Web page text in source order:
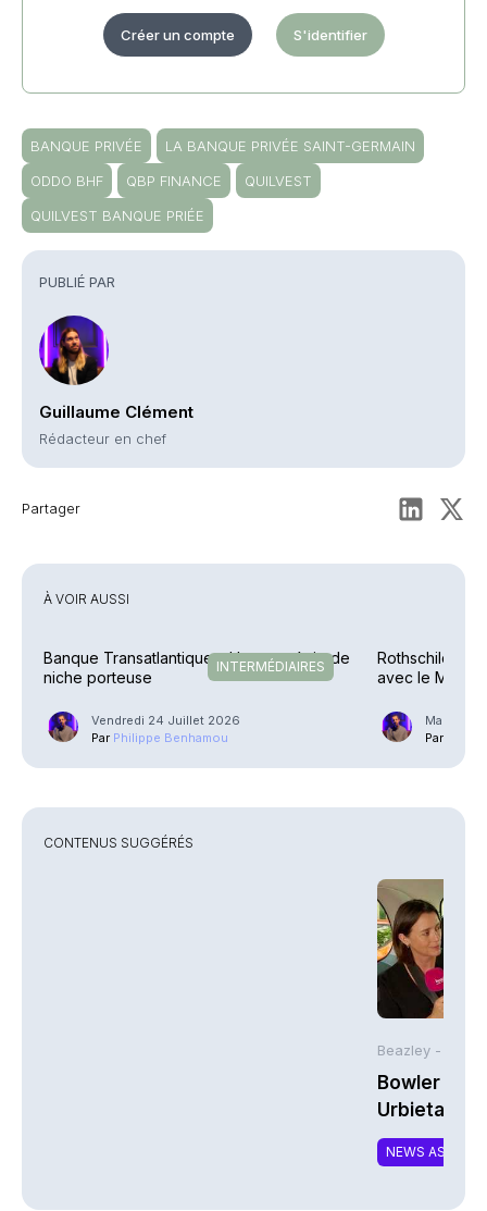
PUBLIÉ PAR
Guillaume Clément
Rédacteur en chef
Partager
Créer un compte S'identifier
BANQUE PRIVÉE
LA BANQUE PRIVÉE SAINT-GERMAIN
ODDO BHF
QBP FINANCE
QUILVEST
QUILVEST BANQUE PRIÉE
À VOIR AUSSI
INTERMÉDIAIRES
Banque Transatlantique – Une stratégie de
niche porteuse
Vendredi 24 Juillet 2026
Par Philippe Benhamou
Rothschild &
avec le MFO
Mardi 16
Par
CONTENUS SUGGÉRÉS
Beazley -
Bowler
Urbieta |
NEWS